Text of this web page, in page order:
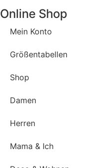
Online Shop
Mein Konto
Größentabellen
Shop
Damen
Herren
Mama & Ich